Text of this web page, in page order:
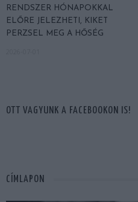
RENDSZER HÓNAPOKKAL
ELŐRE JELEZHETI, KIKET
PERZSEL MEG A HŐSÉG
OTT VAGYUNK A FACEBOOKON IS!
CÍMLAPON